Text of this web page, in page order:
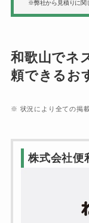
※弊社から見積りに関
和歌山でネ
頼できるお
※ 状況により全ての掲
株式会社便